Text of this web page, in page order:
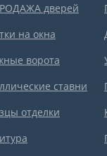
дверей
на окна
ворота
ставни
отделки